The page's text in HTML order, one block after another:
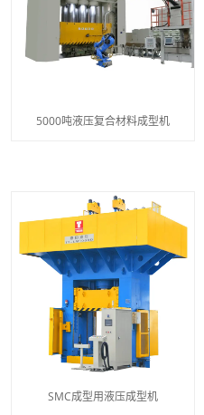
5000吨液压复合材料成型机
SMC成型用液压成型机